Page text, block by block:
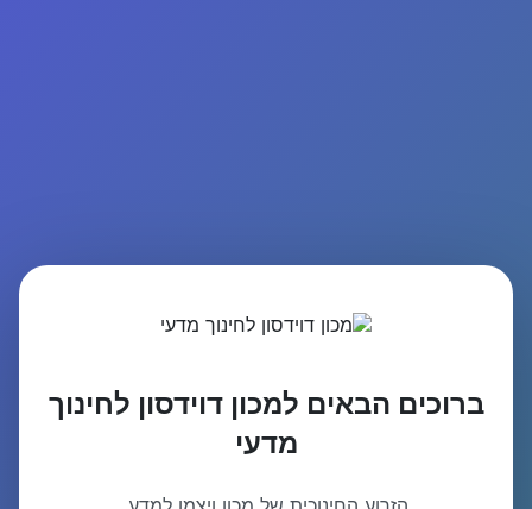
ברוכים הבאים למכון דוידסון לחינוך
מדעי